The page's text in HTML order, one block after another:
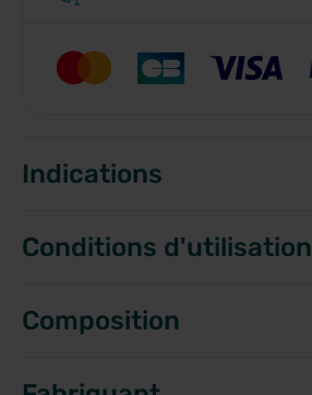
Indications
Conditions d'utilisation
Composition